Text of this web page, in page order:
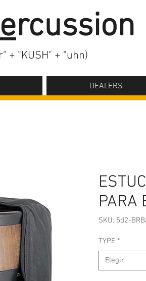
ercussion
+ "KUSH" + "uhn)
DEALERS
PARA
SKU: 5d2-
TYPE *
Elegir